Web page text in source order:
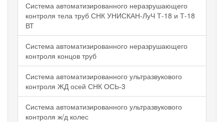
Система автоматизированного неразрушающего
контроля тела труб СНК УНИСКАН-ЛуЧ Т-18 и Т-18
ВТ
Система автоматизированного неразрушающего
контроля концов труб
Система автоматизированного ультразвукового
контроля ЖД осей СНК ОСЬ-3
Система автоматизированного ультразвукового
контроля ж/д колес